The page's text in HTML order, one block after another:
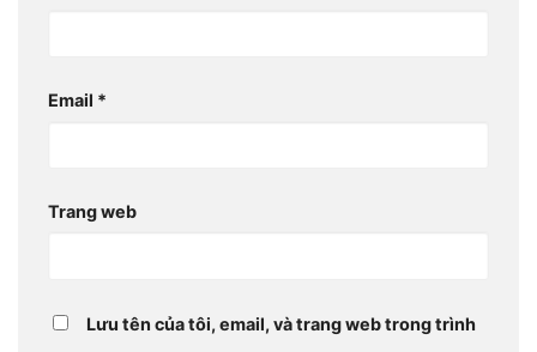
Email *
Trang web
Lưu tên của tôi, email, và trang web trong trình